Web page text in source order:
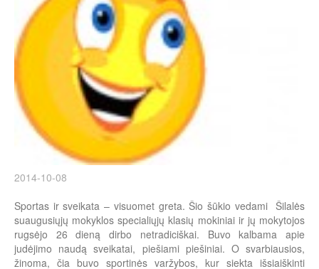
2014-10-08
Sportas ir sveikata – visuomet greta. Šio šūkio vedami Šilalės
suaugusiųjų mokyklos specialiųjų klasių mokiniai ir jų mokytojos
rugsėjo 26 dieną dirbo netradiciškai. Buvo kalbama apie
judėjimo naudą sveikatai, piešiami piešiniai. O svarbiausios,
žinoma, čia buvo sportinės varžybos, kur siekta išsiaiškinti